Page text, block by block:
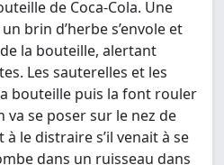
de Coca-Cola. Une
brin d’herbe s’envole et
la bouteille, alertant
Les sauterelles et les
bouteille puis la font rouler
va se poser sur le nez de
le distraire s’il venait à se
dans un ruisseau dans